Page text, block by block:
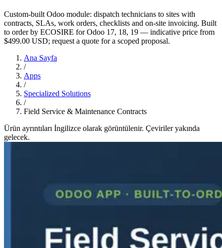
Custom-built Odoo module: dispatch technicians to sites with
contracts, SLAs, work orders, checklists and on-site invoicing. Built
to order by ECOSIRE for Odoo 17, 18, 19 — indicative price from
$499.00 USD; request a quote for a scoped proposal.
Ana Sayfa
/
Apps
/
Specialized Solutions
/
Field Service & Maintenance Contracts
Ürün ayrıntıları İngilizce olarak görüntülenir. Çeviriler yakında
gelecek.